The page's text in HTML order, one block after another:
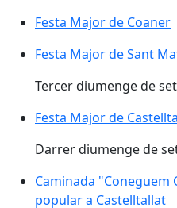
Festa Major de Coaner
Festa Major de Sant
Tercer diumenge de
Festa Major de
Darrer diumenge de
Caminada "Coneguem
popular a Castelltallat